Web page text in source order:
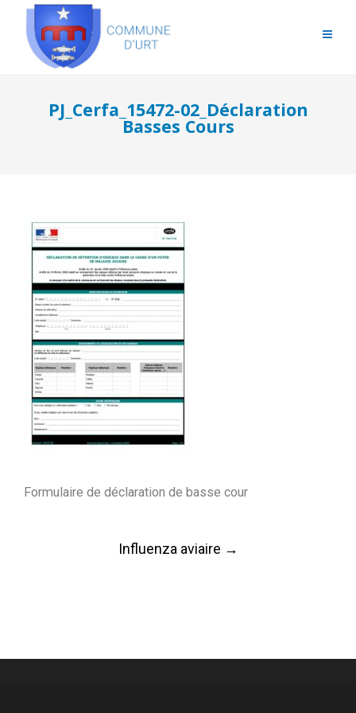
PJ_Cerfa_15472-02_Déclaration
Basses Cours
Formulaire de déclaration de basse cour
Influenza aviaire →